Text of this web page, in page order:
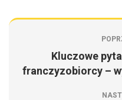
Kluczowe
franczyzobiorcy –